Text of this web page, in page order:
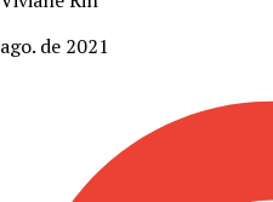
ago. de 2021